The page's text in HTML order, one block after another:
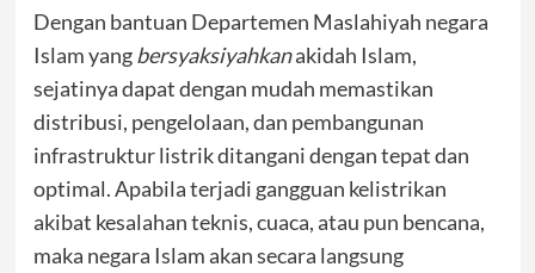
Dengan bantuan Departemen Maslahiyah negara
Islam yangbersyaksiyahkanakidah Islam,
sejatinya dapat dengan mudah memastikan
distribusi, pengelolaan, dan pembangunan
infrastruktur listrik ditangani dengan tepat dan
optimal. Apabila terjadi gangguan kelistrikan
akibat kesalahan teknis, cuaca, atau pun bencana,
maka negara Islam akan secara langsung